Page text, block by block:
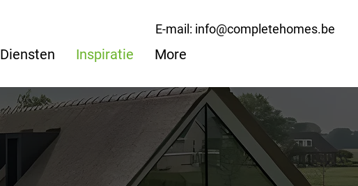
E-mail: info@completehomes.be
Diensten Inspiratie More